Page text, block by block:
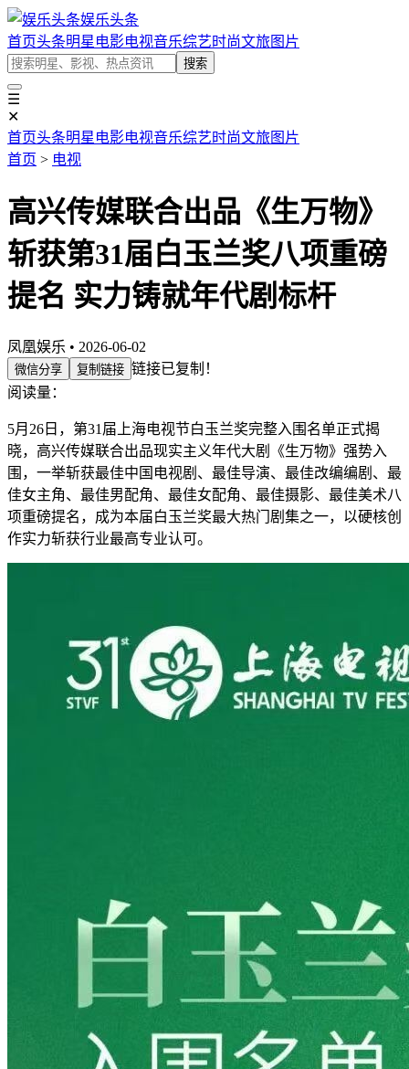
娱乐头条
首页头条明星 电影电视音乐综艺时尚文旅图片
搜索
☰
✕
首页头条明星 电影电视音乐综艺时尚文旅图片
首页 > 电视
高兴传媒联合出品《生万物》
斩获第31届白玉兰奖八项重磅
提名 实力铸就年代剧标杆
凤凰娱乐 • 2026-06-02
微信分享 复制链接 链接已复制！
阅读量：
5月26日，第31届上海电视节白玉兰奖完整入围名单正式揭
晓，高兴传媒联合出品现实主义年代大剧《生万物》强势入
围，一举斩获最佳中国电视剧、最佳导演、最佳改编编剧、最
佳女主角、最佳男配角、最佳女配角、最佳摄影、最佳美术八
项重磅提名，成为本届白玉兰奖最大热门剧集之一，以硬核创
作实力斩获行业最高专业认可。